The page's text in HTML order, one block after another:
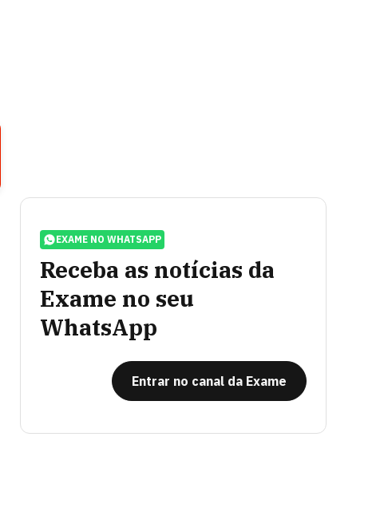
EXAME NO WHATSAPP
Receba as notícias da
Exame no seu
WhatsApp
Entrar no canal da Exame